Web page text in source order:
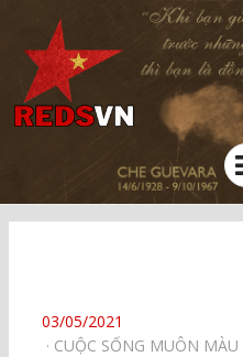
Kênh chia sẻ tri thức cộng đồng
POSTED
ON
03/05/2021
CUỘC SỐNG MUÔN MÀU⠀